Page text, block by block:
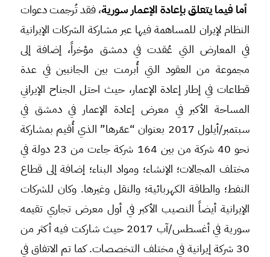
أما فيما يتعلق بإعادة الإعمار سورية، فقد تُرجمت دعوات
النظام لإيران للمساهمة فيها عبر مشاركة الشركات الإيرانية
في المعارض التي عُقدت في دمشق مؤخراً، إضافة إلى
مجموعة من العقود التي أُبرمت بين الجانبين في عدة
قطاعات في إطار إعادة الإعمار، حيث احتل الجناح الإيراني
المساحة الأكبر في معرض إعادة الإعمار في دمشق في
سبتمبر/أيلول 2017 بعنوان “عمّرها” الذي أُقيم بمشاركة
نحو 40 شركة من بين 164 شركة جاءت من 23 دولة في
مختلف المجالات؛ الإنشاء؛ ومواد البناء؛ إضافة إلى قطاع
النفط؛ والطاقة الكهربائية؛ والنقل وغيرها. وكان للشركات
الإيرانية أيضاً النصيب الأكبر في أول معرض تجاري تقيمه
سورية في أغسطس/آب 2017 حيث شاركت فيه أكثر من
30 شركة إيرانية في مختلف التخصصات. كما تم الاتفاق في